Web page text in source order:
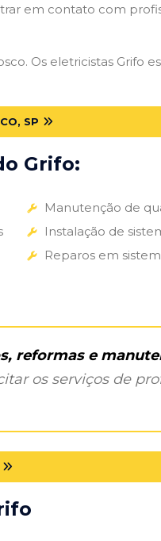
em contato com
Os eletricistas Grifo
SP
Grifo:
Manutenção de
Instalação de
Reparos em
reformas e
os serviços de